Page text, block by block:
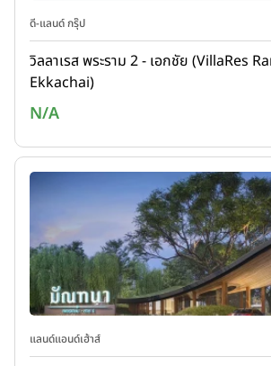
ดี-แลนด์ กรุ๊ป
วิลลาเรส พระราม 2 - เอกชัย (VillaRes
Ekkachai)
N/A
แลนด์แอนด์เฮ้าส์